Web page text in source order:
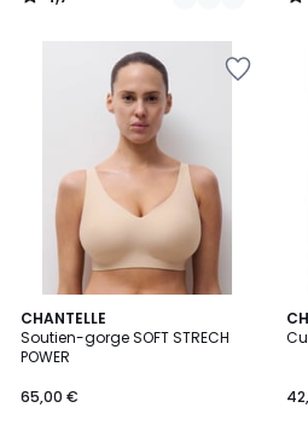
/
/
CHANTELLE
Soutien-gorge SOFT STRECH
POWER
65,00 €
3,2
/ 5
2
Couleurs